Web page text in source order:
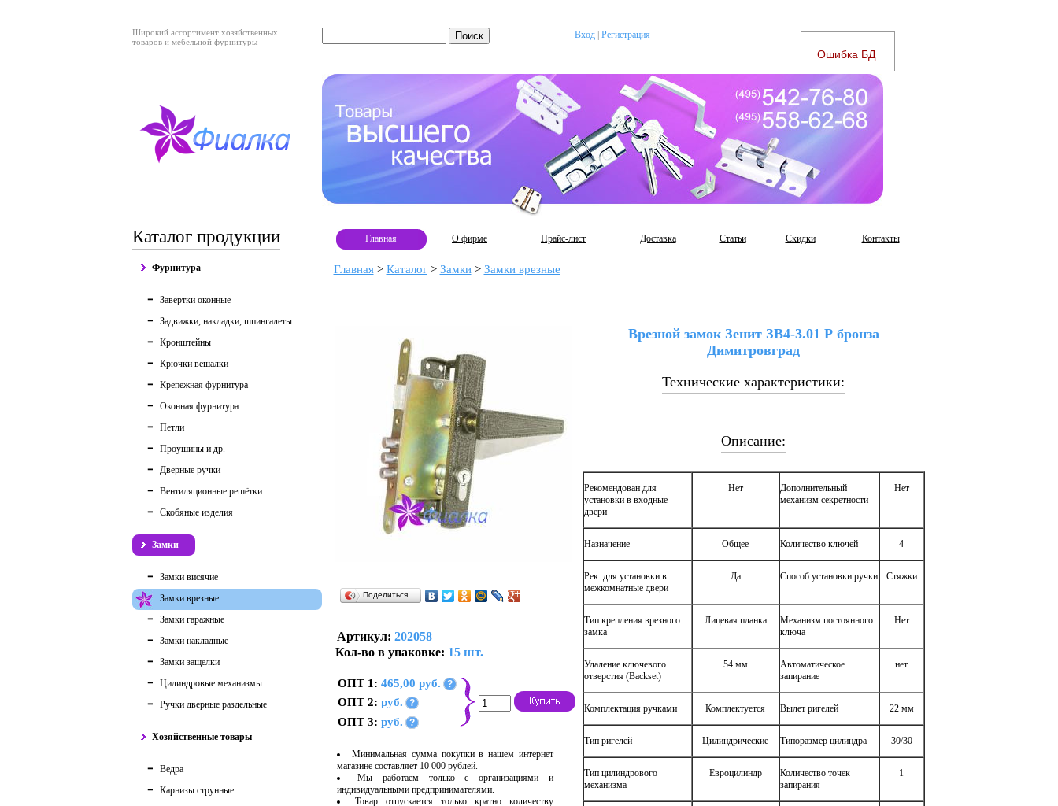
Широкий ассортимент хозяйственных
товаров и мебельной фурнитуры
Вход| Регистрация
Каталог продукции
Фурнитура
Завертки оконные
Задвижки, накладки, шпингалеты
Кронштейны
Крючки вешалки
Крепежная фурнитура
Оконная фурнитура
Петли
Проушины и др.
Дверные ручки
Вентиляционные решётки
Скобяные изделия
Замки
Замки висячие
Замки врезные
Замки гаражные
Замки накладные
Замки защелки
Цилиндровые механизмы
Ручки дверные раздельные
Хозяйственные товары
Ведра
Карнизы струнные
Главная О фирме Прайс-лист Доставка Статьи Скидки Контакты
Главная> Каталог> Замки> Замки врезные
Поделиться…
Артикул: 202058
Кол-во в упаковке: 15 шт.
ОПТ 1: 465,00 руб. ?
ОПТ 2: руб. ?
ОПТ 3: руб. ?
Минимальная сумма покупки в нашем интернет
магазине составляет 10 000 рублей.
Мы работаем только с организациями и
индивидуальными предпринимателями.
Товар отпускается только кратно количеству
Врезной замок Зенит ЗВ4-3.01 Р бронза
Димитровград
Технические характеристики:
Описание:
Рекомендован для
установки в входные
двери
Нет
Дополнительный
механизм секретности
Нет
Назначение Общее Количество ключей 4
Рек. для установки в
межкомнатные двери
Да Способ установки ручки Стяжки
Тип крепления врезного
замка
Лицевая планка
Механизм постоянного
ключа
Нет
Удаление ключевого
отверстия (Backset)
54 мм
Автоматическое
запирание
нет
Комплектация ручками Комплектуется Вылет ригелей 22 мм
Тип ригелей Цилиндрические Типоразмер цилиндра 30/30
Тип цилиндрового
механизма
Евроцилиндр
Количество точек
запирания
1